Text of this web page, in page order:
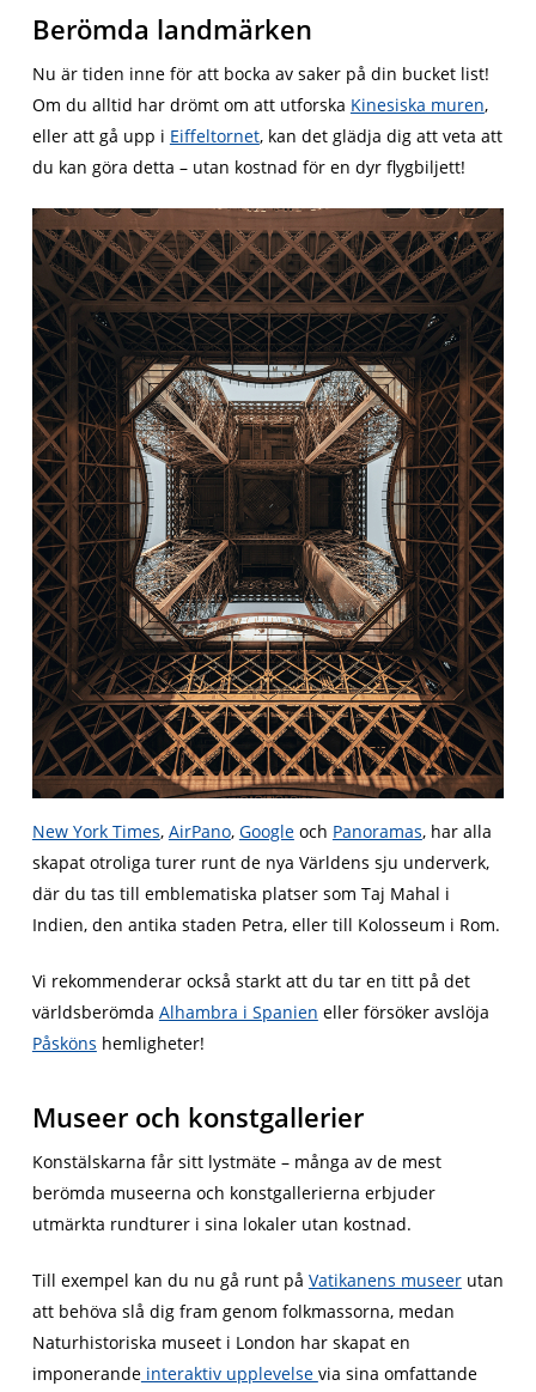
Berömda landmärken
Nu är tiden inne för att bocka av saker på din bucket list!
Om du alltid har drömt om att utforska Kinesiska muren,
eller att gå upp i Eiffeltornet, kan det glädja dig att veta att
du kan göra detta – utan kostnad för en dyr flygbiljett!
New York Times, AirPano, Googleoch Panoramas, har alla
skapat otroliga turer runt de nya Världens sju underverk,
där du tas till emblematiska platser som Taj Mahal i
Indien, den antika staden Petra, eller till Kolosseum i Rom.
Vi rekommenderar också starkt att du tar en titt på det
världsberömda Alhambra i Spanien eller försöker avslöja
Påsköns hemligheter!
Museer och konstgallerier
Konstälskarna får sitt lystmäte – många av de mest
berömda museerna och konstgallerierna erbjuder
utmärkta rundturer i sina lokaler utan kostnad.
Till exempel kan du nu gå runt på Vatikanens museerutan
att behöva slå dig fram genom folkmassorna, medan
Naturhistoriska museet i London har skapat en
imponerandeinteraktiv upplevelse via sina omfattande